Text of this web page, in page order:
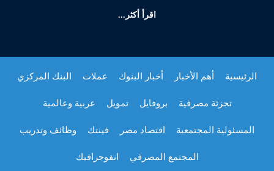
اقرأ أكثر...
الرئيسية أهم الأخبار أخبار البنوك عملات البنك المركزي
تجزئة مصرفية بروفايل تمويل عربية وعالمية
المسئولية المجتمعية اقتصاد مصر فينتك وظائف وتدريب
المجتمع المصرفي انفوجرافيك